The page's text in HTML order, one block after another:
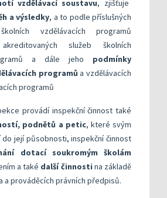
vzdělávací soustavu, zjišťuje
a výsledky, a to podle příslušných
vzdělávacích programů
služeb školních
a dále jeho podmínky
programů a vzdělávacích
programů
provádí inspekční činnost také
podnětů a petic, které svým
do její působnosti, inspekční činnost
dotací soukromým školám
a také další činnosti na základě
a prováděcích právních předpisů.